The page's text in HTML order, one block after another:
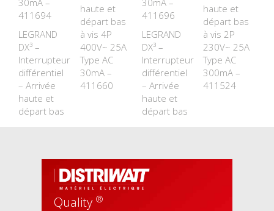
30mA –
411694
LEGRAND
DX³ –
Interrupteur
différentiel
– Arrivée
haute et
départ bas
haute et
départ bas
à vis 4P
400V~ 25A
Type AC
30mA –
411660
30mA –
411696
LEGRAND
DX³ –
Interrupteur
différentiel
– Arrivée
haute et
départ bas
haute et
départ bas
à vis 2P
230V~ 25A
Type AC
300mA –
411524
Quality ®